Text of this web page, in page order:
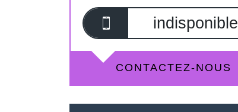
indisponible
CONTACTEZ-NOUS